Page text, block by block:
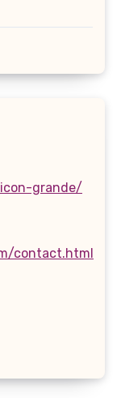
grande/
contact.html